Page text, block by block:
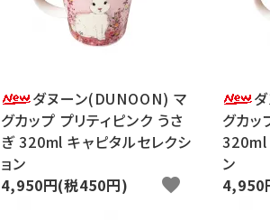
ダヌーン(DUNOON) マ
グカップ プリティピンク うさ
ぎ 320ml キャピタルセレクシ
ョン
4,950円(税450円)
favorite
グカッ
320ml
ン
4,950